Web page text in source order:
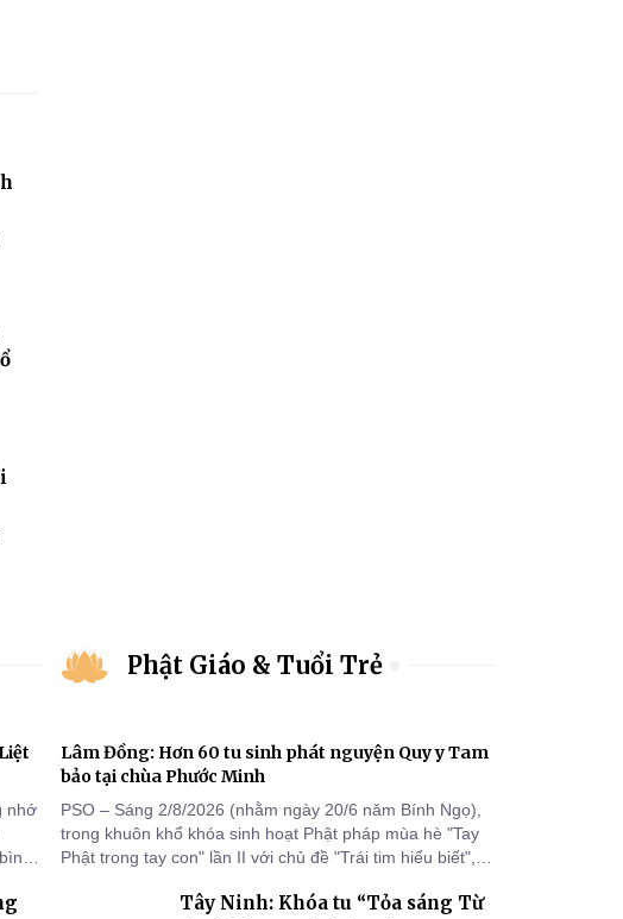
nhớ
Phật Giáo & Tuổi Trẻ
Lâm Đồng: Hơn 60 tu sinh phát nguyện Quy y Tam
bảo tại chùa Phước Minh
PSO – Sáng 2/8/2026 (nhằm ngày 20/6 năm Bính Ngọ),
trong khuôn khổ khóa sinh hoạt Phật pháp mùa hè "Tay
Phật trong tay con" lần II với chủ đề "Trái tim hiểu biết",
chức lễ phát nguyện quy y Tam bảo cho hơn 60 tu sinh.
Tây Ninh: Khóa tu “Tỏa sáng Từ